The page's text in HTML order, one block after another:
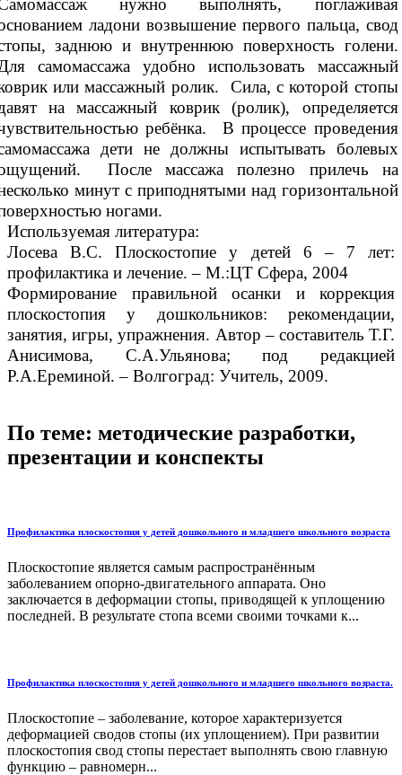
нужно выполнять, поглаживая
ладони возвышение первого пальца, свод
заднюю и внутреннюю поверхность голени.
самомассажа удобно использовать массажный
или массажный ролик. Сила, с которой стопы
на массажный коврик (ролик), определяется
ребёнка. В процессе проведения
дети не должны испытывать болевых
После массажа полезно прилечь на
минут с приподнятыми над горизонтальной
ногами.
Используемая литература:
Лосева В.С. Плоскостопие у детей 6 – 7 лет:
профилактика и лечение. – М.:ЦТ Сфера, 2004
Формирование правильной осанки и коррекция
плоскостопия у дошкольников: рекомендации,
занятия, игры, упражнения. Автор – составитель Т.Г.
Анисимова, С.А.Ульянова; под редакцией
Р.А.Ереминой. – Волгоград: Учитель, 2009.
По теме: методические разработки,
презентации и конспекты
Профилактика плоскостопия у детей дошкольного и младшего школьного возраста
Плоскостопие является самым распространённым
заболеванием опорно-двигательного аппарата. Оно
заключается в деформации стопы, приводящей к уплощению
последней. В результате стопа всеми своими точками к...
Профилактика плоскостопия у детей дошкольного и младшего школьного возраста.
Плоскостопие – заболевание, которое характеризуется
деформацией сводов стопы (их уплощением). При развитии
плоскостопия свод стопы перестает выполнять свою главную
функцию – равномерн...